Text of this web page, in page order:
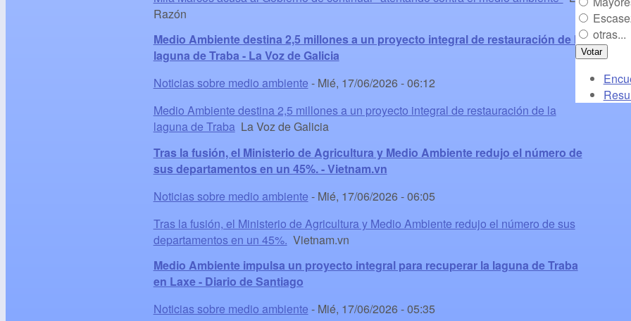
Razón
Medio Ambiente destina 2,5 millones a un proyecto integral de restauración de la
laguna de Traba - La Voz de Galicia
Noticias sobre medio ambiente - Mié, 17/06/2026 - 06:12
Medio Ambiente destina 2,5 millones a un proyecto integral de restauración de la
laguna de TrabaLa Voz de Galicia
Tras la fusión, el Ministerio de Agricultura y Medio Ambiente redujo el número de
sus departamentos en un 45%. - Vietnam.vn
Noticias sobre medio ambiente - Mié, 17/06/2026 - 06:05
Tras la fusión, el Ministerio de Agricultura y Medio Ambiente redujo el número de sus
departamentos en un 45%. Vietnam.vn
Medio Ambiente impulsa un proyecto integral para recuperar la laguna de Traba
en Laxe - Diario de Santiago
Noticias sobre medio ambiente - Mié, 17/06/2026 - 05:35
otras...